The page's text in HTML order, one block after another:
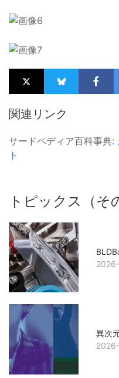
関連リンク
サードペディア百科事典:
ト
トピックス（そ
異次